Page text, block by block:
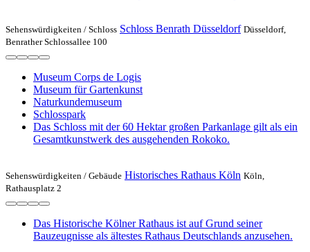
Sehenswürdigkeiten / Schloss Schloss Benrath Düsseldorf Düsseldorf,
Benrather Schlossallee 100
Museum Corps de Logis
Museum für Gartenkunst
Naturkundemuseum
Schlosspark
Das Schloss mit der 60 Hektar großen Parkanlage gilt als ein
Gesamtkunstwerk des ausgehenden Rokoko.
Sehenswürdigkeiten / Gebäude Historisches Rathaus Köln Köln,
Rathausplatz 2
Das Historische Kölner Rathaus ist auf Grund seiner
Bauzeugnisse als ältestes Rathaus Deutschlands anzusehen.